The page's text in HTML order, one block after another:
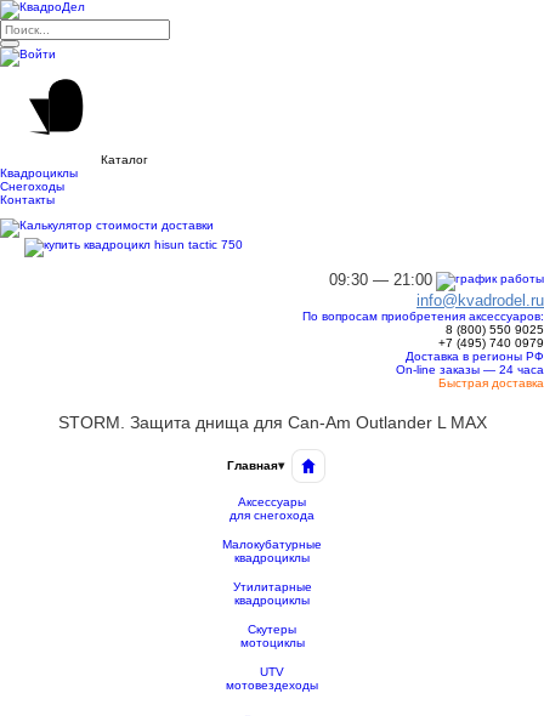
Каталог
Квадроциклы
Снегоходы
Контакты
09:30 — 21:00
info@kvadrodel.ru
По вопросам приобретения аксессуаров:
8 (800) 550 9025
+7 (495) 740 0979
Доставка в регионы РФ
On-line заказы — 24 часа
Быстрая доставка
STORM. Защита днища для Сan-Am Outlander L MAX
Главная▾
Аксессуары
для снегохода
Малокубатурные
квадроциклы
Утилитарные
квадроциклы
Скутеры
мотоциклы
UTV
мотовездеходы